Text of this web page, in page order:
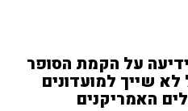
על הקמת הסופר
שייך למועדונים
האמריקנים